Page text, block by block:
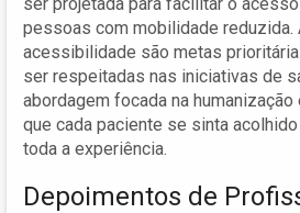
pessoas com mobilidade reduzida.
acessibilidade são metas
ser respeitadas nas iniciativas de
abordagem focada na
que cada paciente se sinta
toda a experiência.
Depoimentos de